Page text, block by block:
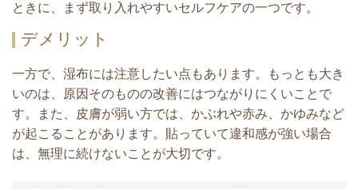
ときに、まず取り入れやすいセルフケアの一つです。
デメリット
一方で、湿布には注意したい点もあります。もっとも大き
いのは、原因そのものの改善にはつながりにくいことで
す。
また、皮膚が弱い方では、かぶれや赤み、かゆみなど
が起こることがあります。 貼っていて違和感が強い場合
は、無理に続けないことが大切です。